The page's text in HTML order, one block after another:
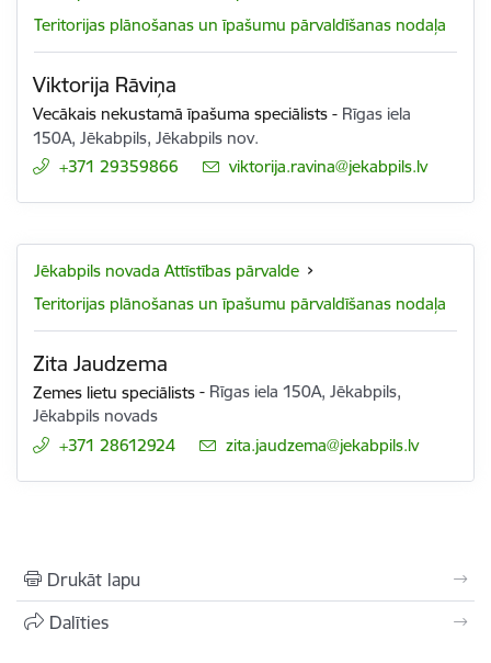
Teritorijas plānošanas un īpašumu pārvaldīšanas nodaļa
Viktorija Rāviņa
Vecākais nekustamā īpašuma speciālists - Rīgas iela
150A, Jēkabpils, Jēkabpils nov.
+371 29359866
E-pasts:
viktorija.ravina@jekabpils.lv
Jēkabpils novada Attīstības pārvalde
Teritorijas plānošanas un īpašumu pārvaldīšanas nodaļa
Zita Jaudzema
Zemes lietu speciālists - Rīgas iela 150A, Jēkabpils,
Jēkabpils novads
+371 28612924
E-pasts:
zita.jaudzema@jekabpils.lv
Drukāt lapu
Dalīties